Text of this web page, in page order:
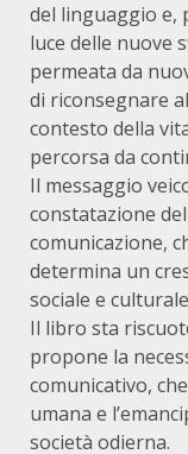
del linguaggio e,
luce delle nuove
permeata da
di riconsegnare
contesto della
percorsa da
Il messaggio
constatazione
comunicazione,
determina un
sociale e
Il libro sta
propone la
comunicativo,
umana e
società odierna.